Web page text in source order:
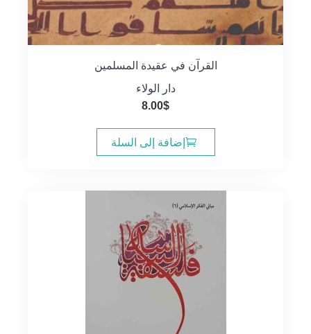
القرآن في عقيدة المسلمين
دار الولاء
8.00$
إضافة إلى السلة